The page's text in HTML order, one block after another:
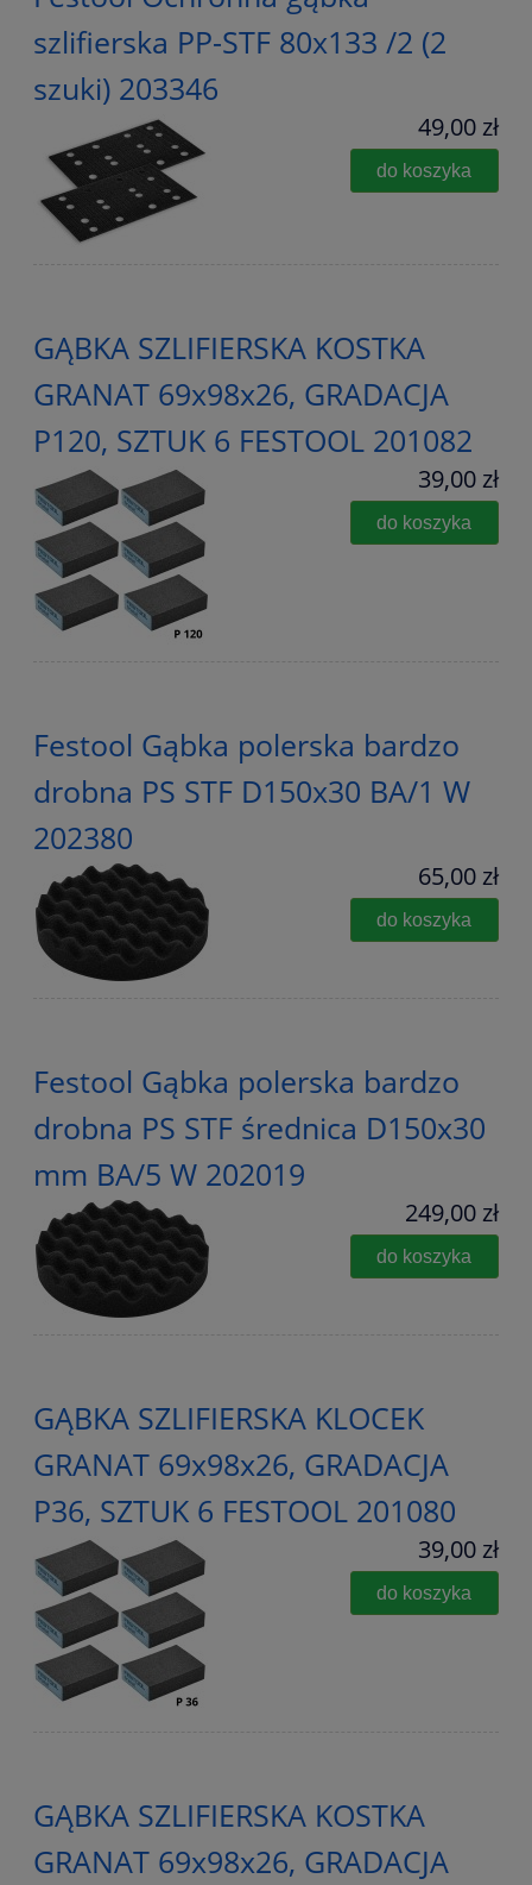
szlifierska PP-STF 80x133 /2 (2
szuki) 203346
49,00 zł
do koszyka
GĄBKA SZLIFIERSKA KOSTKA
GRANAT 69x98x26, GRADACJA
P120, SZTUK 6 FESTOOL 201082
39,00 zł
do koszyka
Festool Gąbka polerska bardzo
drobna PS STF D150x30 BA/1 W
202380
65,00 zł
do koszyka
Festool Gąbka polerska bardzo
drobna PS STF średnica D150x30
mm BA/5 W 202019
249,00 zł
do koszyka
GĄBKA SZLIFIERSKA KLOCEK
GRANAT 69x98x26, GRADACJA
P36, SZTUK 6 FESTOOL 201080
39,00 zł
do koszyka
GĄBKA SZLIFIERSKA KOSTKA
GRANAT 69x98x26, GRADACJA